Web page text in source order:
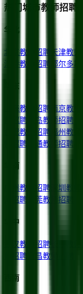
热门城市教师招聘
华北
北京教师招聘 天津教师
浩特教师招聘 鄂尔多斯
华东
上海教师招聘 南京教师
师招聘
青岛教师招聘
合肥教师招聘 福州教师
师招聘
南通教师招聘
华南
教师招聘 深圳 教师
师招聘
东莞教师招聘
华中
武汉教师招聘
师招聘
宜昌教师招聘
西南